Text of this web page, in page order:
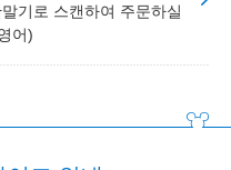
기로 스캔하여 주문하실
어)